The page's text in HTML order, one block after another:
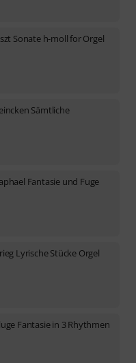
Sonate h-moll for Orgel
Sämtliche
Fantasie und Fuge
Lyrische Stücke Orgel
Fantasie in 3 Rhythmen